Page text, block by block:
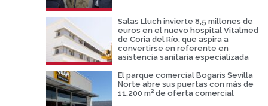
Salas Lluch invierte 8,5 millones de
euros en el nuevo hospital Vitalmed
de Coria del Río, que aspira a
convertirse en referente en
asistencia sanitaria especializada
El parque comercial Bogaris Sevilla
Norte abre sus puertas con más de
11.200 m² de oferta comercial